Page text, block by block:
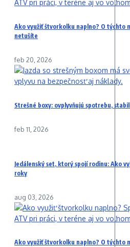
Ako využiť štvorkolku naplno? O týchto
netušíte
feb 20, 2026
Strešné boxy: ovplyvňujú spotrebu,
feb 11, 2026
Jedálenský set, ktorý spojí rodinu: Ako
roky
aug 03, 2026
Ako využiť štvorkolku naplno? O týchto